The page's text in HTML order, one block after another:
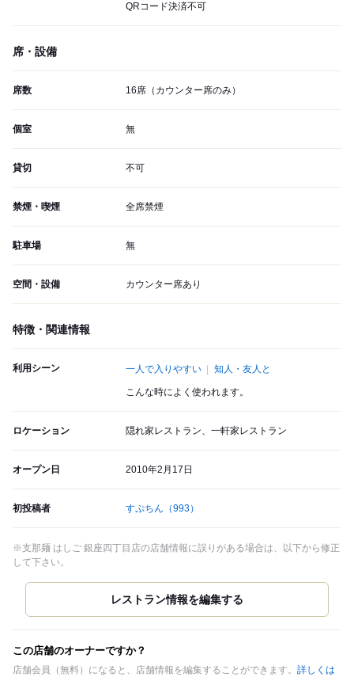
QRコード決済不可
席・設備
席数 16席（カウンター席のみ）
個室 無
貸切 不可
禁煙・喫煙 全席禁煙
駐車場 無
空間・設備 カウンター席あり
特徴・関連情報
利用シーン 一人で入りやすい 知人・友人と
こんな時によく使われます。
ロケーション 隠れ家レストラン、一軒家レストラン
オープン日 2010年2月17日
初投稿者 すぷちん （993）
※支那麺 はしご 銀座四丁目店の店舗情報に誤りがある場合は、以下から修正
して下さい。
この店舗のオーナーですか？
店舗会員（無料）になると、店舗情報を編集することができます。 詳しくは